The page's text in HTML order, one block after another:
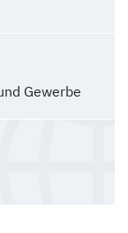
Gewerbe